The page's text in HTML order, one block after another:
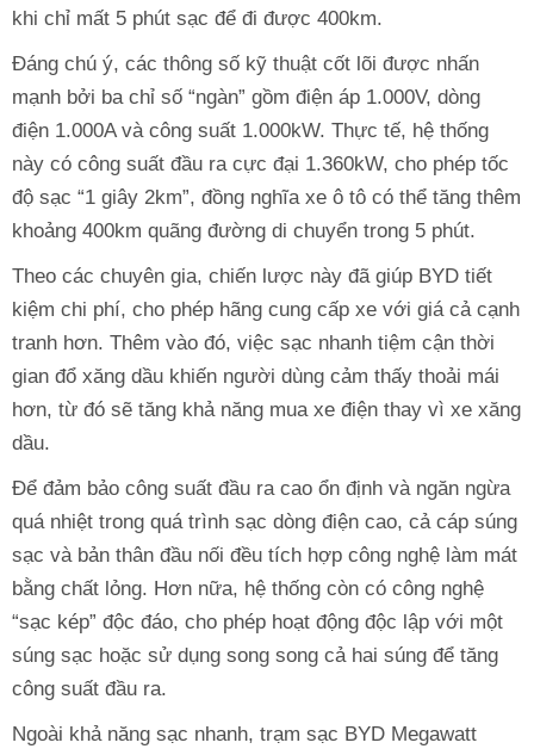
khi chỉ mất 5 phút sạc để đi được 400km.
Đáng chú ý, các thông số kỹ thuật cốt lõi được nhấn
mạnh bởi ba chỉ số “ngàn” gồm điện áp 1.000V, dòng
điện 1.000A và công suất 1.000kW. Thực tế, hệ thống
này có công suất đầu ra cực đại 1.360kW, cho phép tốc
độ sạc “1 giây 2km”, đồng nghĩa xe ô tô có thể tăng thêm
khoảng 400km quãng đường di chuyển trong 5 phút.
Theo các chuyên gia, chiến lược này đã giúp BYD tiết
kiệm chi phí, cho phép hãng cung cấp xe với giá cả cạnh
tranh hơn. Thêm vào đó, việc sạc nhanh tiệm cận thời
gian đổ xăng dầu khiến người dùng cảm thấy thoải mái
hơn, từ đó sẽ tăng khả năng mua xe điện thay vì xe xăng
dầu.
Để đảm bảo công suất đầu ra cao ổn định và ngăn ngừa
quá nhiệt trong quá trình sạc dòng điện cao, cả cáp súng
sạc và bản thân đầu nối đều tích hợp công nghệ làm mát
bằng chất lỏng. Hơn nữa, hệ thống còn có công nghệ
“sạc kép” độc đáo, cho phép hoạt động độc lập với một
súng sạc hoặc sử dụng song song cả hai súng để tăng
công suất đầu ra.
Ngoài khả năng sạc nhanh, trạm sạc BYD Megawatt